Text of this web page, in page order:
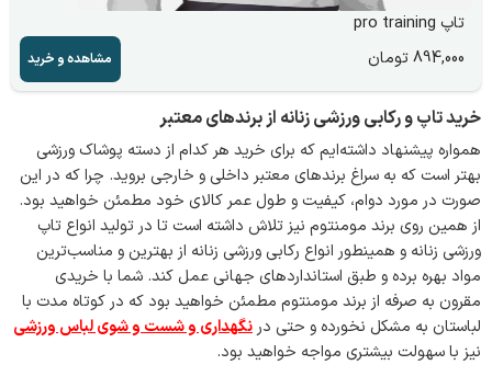
تاپ pro training
894,000تومان مشاهده و خرید
خرید تاپ و رکابی ورزشی زنانه از برندهای معتبر
همواره پیشنهاد داشته‌ایم که برای خرید هر کدام از دسته پوشاک ورزشی
بهتر است که به سراغ برندهای معتبر داخلی و خارجی بروید. چرا که در این
صورت در مورد دوام، کیفیت و طول عمر کالای خود مطمئن خواهید بود.
از همین روی برند مومنتوم نیز تلاش داشته است تا در تولید انواع تاپ
ورزشی زنانه و همینطور انواع رکابی ورزشی زنانه از بهترین و مناسب‌ترین
مواد بهره برده و طبق استانداردهای جهانی عمل کند. شما با خریدی
مقرون به صرفه از برند مومنتوم مطمئن خواهید بود که در کوتاه مدت با
لباستان به مشکل نخورده و حتی در نگهداری و شست و شوی لباس ورزشی
نیز با سهولت بیشتری مواجه خواهید بود.